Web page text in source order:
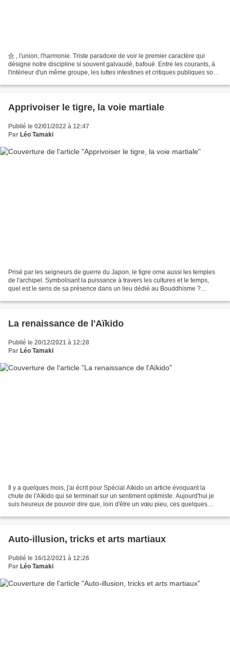
合 , l'union, l'harmonie. Triste paradoxe de voir le premier caractère qui
désigne notre discipline si souvent galvaudé, bafoué. Entre les courants, à
l'intérieur d'un même groupe, les luttes intestines et critiques publiques sont
Apprivoiser le tigre, la voie martiale
Publié le 02/01/2022 à 12:47
Par Léo Tamaki
Prisé par les seigneurs de guerre du Japon, le tigre orne aussi les temples
de l'archipel. Symbolisant la puissance à travers les cultures et le temps,
quel est le sens de sa présence dans un lieu dédié au Bouddhisme ?
La renaissance de l'Aïkido
Publié le 20/12/2021 à 12:28
Par Léo Tamaki
Il y a quelques mois, j'ai écrit pour Spécial Aïkido un article évoquant la
chute de l'Aïkido qui se terminait sur un sentiment optimiste. Aujourd'hui je
suis heureux de pouvoir dire que, loin d'être un vœu pieu, ces quelques
Auto-illusion, tricks et arts martiaux
Publié le 16/12/2021 à 12:26
Par Léo Tamaki